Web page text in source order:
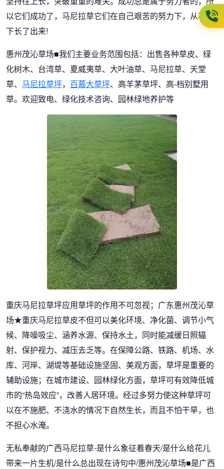
以它们成功了，马尼拉草它们在自己艰苦的努力下，从石块
下长了出来!
惠州茂沁草场■我们主要业务范围包括：出售各种草皮、绿
化树木、台湾草、夏威夷草、大叶油草、马尼拉草、天堂
草、 马尼拉草坪， 百慕大草坪、高羊茅草坪、高-档别墅用
草。欢迎致电、绿化技术咨询、园林绿地养护等
重庆马尼拉草坪应用草坪的作用不可忽视；广东惠州茂沁草
场★重庆马尼拉草皮不但可以美化环境、净化菌、调节小气
候、降噪吸尘、涵养水源、保持水土，同时能减缓日照辐
射、保护视力、减压去乏等。在保障公路、铁路、机场、水
库、河岸、湖堤等基础设施坚固、美观方面，草坪是重要的
辅助设施；在城市建设、园林绿化方面，草坪可有效降低城
市的“热岛效应”，改善人居环境。经过多努力使这种草坪可
以在不施肥、不浇水的情况下自然生长，而且不怕干旱，也
不担心水淹。
无私奉献的广西马尼拉草-是什么象征着春天/是什么给花儿
带来一片生机/是什么总出现在诗句中/惠州茂沁草场■是广西